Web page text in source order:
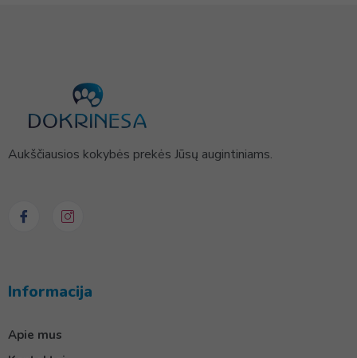
Aukščiausios kokybės prekės Jūsų augintiniams.
Informacija
Apie mus